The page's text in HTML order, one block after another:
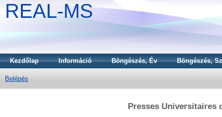
REAL-MS
Kezdőlap Információ Böngészés, Év Böngészés,
Belépés
Presses Universitaires